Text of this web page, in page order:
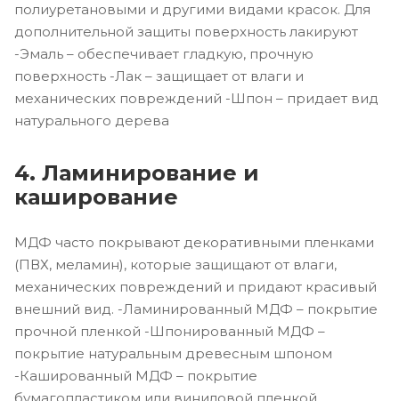
полиуретановыми и другими видами красок. Для
дополнительной защиты поверхность лакируют
-Эмаль – обеспечивает гладкую, прочную
поверхность -Лак – защищает от влаги и
механических повреждений -Шпон – придает вид
натурального дерева
4. Ламинирование и
каширование
МДФ часто покрывают декоративными пленками
(ПВХ, меламин), которые защищают от влаги,
механических повреждений и придают красивый
внешний вид. -Ламинированный МДФ – покрытие
прочной пленкой -Шпонированный МДФ –
покрытие натуральным древесным шпоном
-Кашированный МДФ – покрытие